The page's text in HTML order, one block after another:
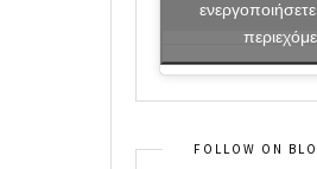
FOLLOW ON